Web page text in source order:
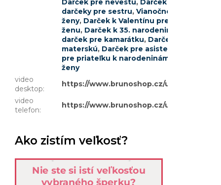
Darček pre nevestu, Darček k
darčeky pre sestru, Vianočné darčeky pre
ženy, Darček k Valentínu pre ženu
ženu, Darček k 35. narodeninám pre ženu
darček pre kamarátku, Darček pre
materskú, Darček pre asistentku
pre priateľku k narodeninám
ženy
video
desktop:
https://www.brunoshop.cz/user/
video
telefon:
https://www.brunoshop.cz/user/
Ako zistím veľkosť?